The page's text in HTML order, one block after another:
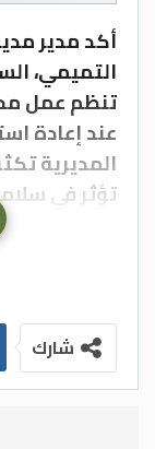
أكد مدير
التميمي،
تنظم عمل
عند إعادة
المديرية
تؤثر في
وقال
والمحطة
والعاملين،
الكامل
شارك